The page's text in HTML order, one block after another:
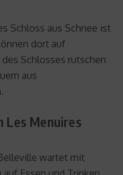
Schloss aus Schnee ist
dort auf
Schlosses rutschen
aus
Les Menuires
wartet mit